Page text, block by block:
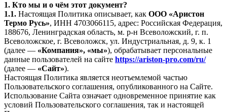
1. Кто мы и о чём этот документ?
1.1. Настоящая Политика описывает, как ООО «Аристон
Термо Русь», ИНН 4703066115, адрес: Российская Федерация,
188676, Ленинградская область, м. р-н Всеволожский, г. п.
Всеволожское, г. Всеволожск, ул. Индустриальная, д. 9, к. 1
(далее — «Компания», «мы»), обрабатывает персональные
данные пользователей на сайте https://ariston-pro.com/ru/
(далее — «Сайт»).
Настоящая Политика является неотъемлемой частью
Пользовательского соглашения, опубликованного на Сайте.
Использование Сайта означает одновременное принятие как
условий Пользовательского соглашения, так и настоящей